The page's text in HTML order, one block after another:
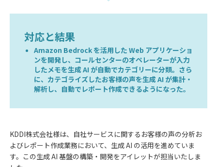
対応と結果
Amazon Bedrock を活用した Web アプリケーショ
ンを開発し、コールセンターのオペレーターが入力
したメモを生成 AI が自動でカテゴリーに分類。さら
に、カテゴライズしたお客様の声を生成 AI が集計・
解析し、自動でレポート作成できるようになった。
KDDI株式会社様は、自社サービスに関するお客様の声の分析お
よびレポート作成業務において、生成 AI の活用を進めていま
す。この生成 AI 基盤の構築・開発をアイレットが担当いたしま